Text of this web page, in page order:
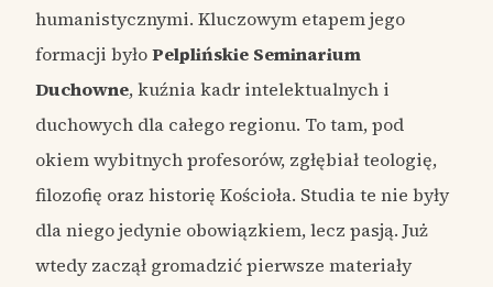
humanistycznymi. Kluczowym etapem jego
formacji byłoPelplińskie Seminarium
Duchowne, kuźnia kadr intelektualnych i
duchowych dla całego regionu. To tam, pod
okiem wybitnych profesorów, zgłębiał teologię,
filozofię oraz historię Kościoła. Studia te nie były
dla niego jedynie obowiązkiem, lecz pasją. Już
wtedy zaczął gromadzić pierwsze materiały